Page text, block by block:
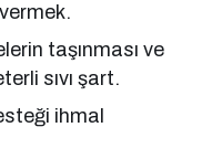
taşınması ve
sıvı şart.
ihmal